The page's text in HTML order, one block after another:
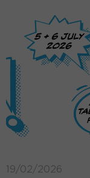
19/02/2026